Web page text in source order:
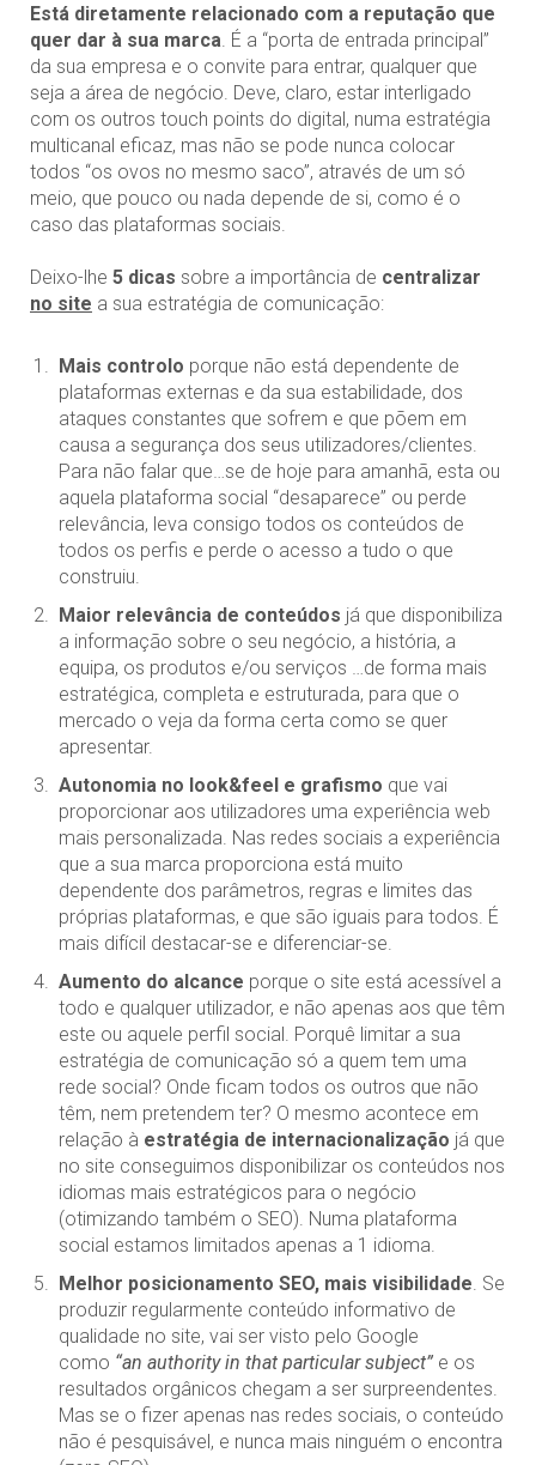
Está diretamente relacionado com a reputação que
quer dar à sua marca . É a “porta de entrada principal”
da sua empresa e o convite para entrar, qualquer que
seja a área de negócio. Deve, claro, estar interligado
com os outros touch points do digital, numa estratégia
multicanal eficaz, mas não se pode nunca colocar
todos “os ovos no mesmo saco”, através de um só
meio, que pouco ou nada depende de si, como é o
caso das plataformas sociais.
Deixo-lhe 5 dicas sobre a importância de centralizar
no site a sua estratégia de comunicação:
Mais controlo porque não está dependente de
plataformas externas e da sua estabilidade, dos
ataques constantes que sofrem e que põem em
causa a segurança dos seus utilizadores/clientes.
Para não falar que…se de hoje para amanhã, esta ou
aquela plataforma social “desaparece” ou perde
relevância, leva consigo todos os conteúdos de
todos os perfis e perde o acesso a tudo o que
construiu.
Maior relevância de conteúdos já que disponibiliza
a informação sobre o seu negócio, a história, a
equipa, os produtos e/ou serviços …de forma mais
estratégica, completa e estruturada, para que o
mercado o veja da forma certa como se quer
apresentar.
Autonomia no look&feel e grafismo que vai
proporcionar aos utilizadores uma experiência web
mais personalizada. Nas redes sociais a experiência
que a sua marca proporciona está muito
dependente dos parâmetros, regras e limites das
próprias plataformas, e que são iguais para todos. É
mais difícil destacar-se e diferenciar-se.
Aumento do alcance porque o site está acessível a
todo e qualquer utilizador, e não apenas aos que têm
este ou aquele perfil social. Porquê limitar a sua
estratégia de comunicação só a quem tem uma
rede social? Onde ficam todos os outros que não
têm, nem pretendem ter? O mesmo acontece em
relação à estratégia de internacionalização já que
no site conseguimos disponibilizar os conteúdos nos
idiomas mais estratégicos para o negócio
(otimizando também o SEO). Numa plataforma
social estamos limitados apenas a 1 idioma.
Melhor posicionamento SEO, mais visibilidade . Se
produzir regularmente conteúdo informativo de
qualidade no site, vai ser visto pelo Google
como “an authority in that particular subject” e os
resultados orgânicos chegam a ser surpreendentes.
Mas se o fizer apenas nas redes sociais, o conteúdo
não é pesquisável, e nunca mais ninguém o encontra